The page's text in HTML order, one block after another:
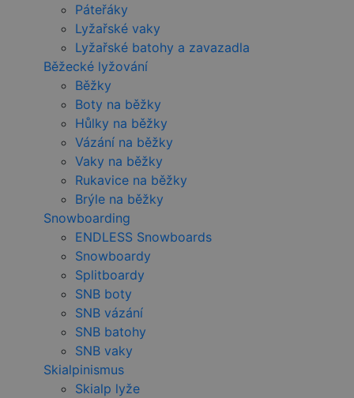
Páteřáky
Lyžařské vaky
Lyžařské batohy a zavazadla
Běžecké lyžování
Běžky
Boty na běžky
Hůlky na běžky
Vázání na běžky
Vaky na běžky
Rukavice na běžky
Brýle na běžky
Snowboarding
ENDLESS Snowboards
Snowboardy
Splitboardy
SNB boty
SNB vázání
SNB batohy
SNB vaky
Skialpinismus
Skialp lyže